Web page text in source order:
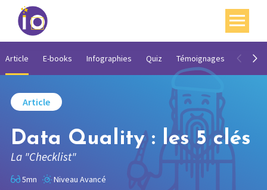
Vos enjeux
Académie
Ressources
Agenda
Article E-books Infographies Quiz Témoignages Vidéos
Article
Data Quality : les 5 clés
La "Checklist"
5mn Niveau Avancé